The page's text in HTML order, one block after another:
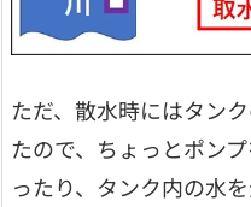
ただ、散水時にはタン
たので、ちょっとポン
ったり、タンク内の水